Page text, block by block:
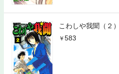
こわしや我聞（２）
583